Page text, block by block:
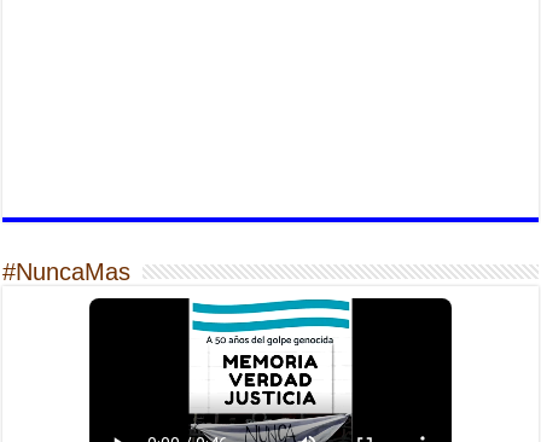
#NuncaMas